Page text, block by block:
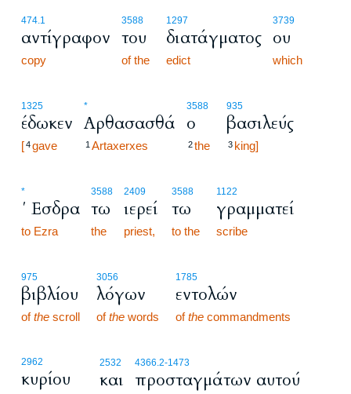
474.1
αντίγραφον
copy
3588
του
of the
1297
διατάγματος
edict
3739
ου
which
1325
έδωκεν
[4gave
*
Αρθασασθά
1 Artaxerxes
3588
ο
2the
935
βασιλεύς
3 king]
*
΄ Εσδρα
to Ezra
3588
τω
the
2409
ιερεί
priest,
3588
τω
to the
1122
γραμματεί
scribe
975
βιβλίου
ofthe scroll
3056
λόγων
ofthe words
1785
εντολών
ofthe commandments
2962
κυρίου
2532
και
4366.2-1473
προσταγμάτων αυτού